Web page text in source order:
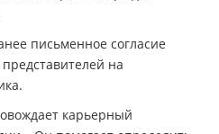
письменное согласие
на
карьерный